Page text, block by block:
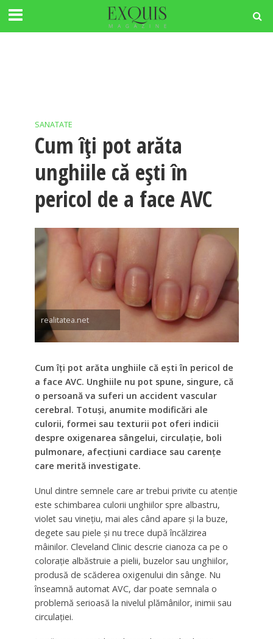
SANATATE
Cum îți pot arăta
unghiile că ești în
pericol de a face AVC
realitatea.net
Cum îți pot arăta unghiile că ești în pericol de
a face AVC. Unghiile nu pot spune, singure, că
o persoană va suferi un accident vascular
cerebral. Totuși, anumite modificări ale
culorii, formei sau texturii pot oferi indicii
despre oxigenarea sângelui, circulație, boli
pulmonare, afecțiuni cardiace sau carențe
care merită investigate.
Unul dintre semnele care ar trebui privite cu atenție
este schimbarea culorii unghiilor spre albastru,
violet sau vinețiu, mai ales când apare și la buze,
degete sau piele și nu trece după încălzirea
mâinilor. Cleveland Clinic descrie cianoza ca pe o
colorație albăstruie a pielii, buzelor sau unghiilor,
produsă de scăderea oxigenului din sânge. Nu
înseamnă automat AVC, dar poate semnala o
problemă serioasă la nivelul plămânilor, inimii sau
circulației.